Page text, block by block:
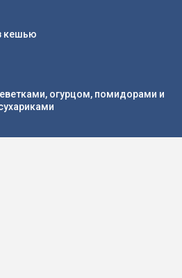
кешью
огурцом, помидорами и